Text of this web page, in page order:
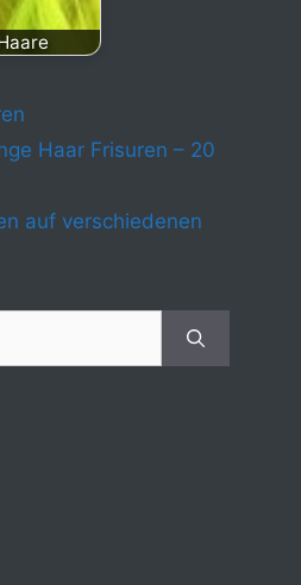
Haar Frisuren – 20
auf verschiedenen